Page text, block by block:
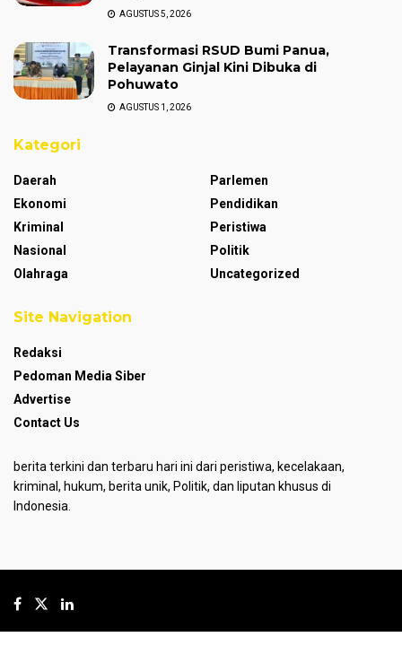
AGUSTUS 5, 2026
Transformasi RSUD Bumi Panua,
Pelayanan Ginjal Kini Dibuka di
Pohuwato
AGUSTUS 1, 2026
Kategori
Daerah
Ekonomi
Kriminal
Nasional
Olahraga
Parlemen
Pendidikan
Peristiwa
Politik
Uncategorized
Site Navigation
Redaksi
Pedoman Media Siber
Advertise
Contact Us
berita terkini dan terbaru hari ini dari peristiwa, kecelakaan,
kriminal, hukum, berita unik, Politik, dan liputan khusus di
Indonesia.